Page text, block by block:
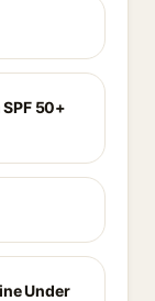
50+
Under